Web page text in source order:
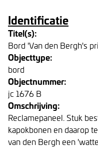
Identificatie
Titel(s):
Bord 'Van den Bergh's
Objecttype:
bord
Objectnummer:
jc 1676 B
Omschrijving:
Reclamepaneel. Stuk
kapokbonen en daarop
van den Bergh een